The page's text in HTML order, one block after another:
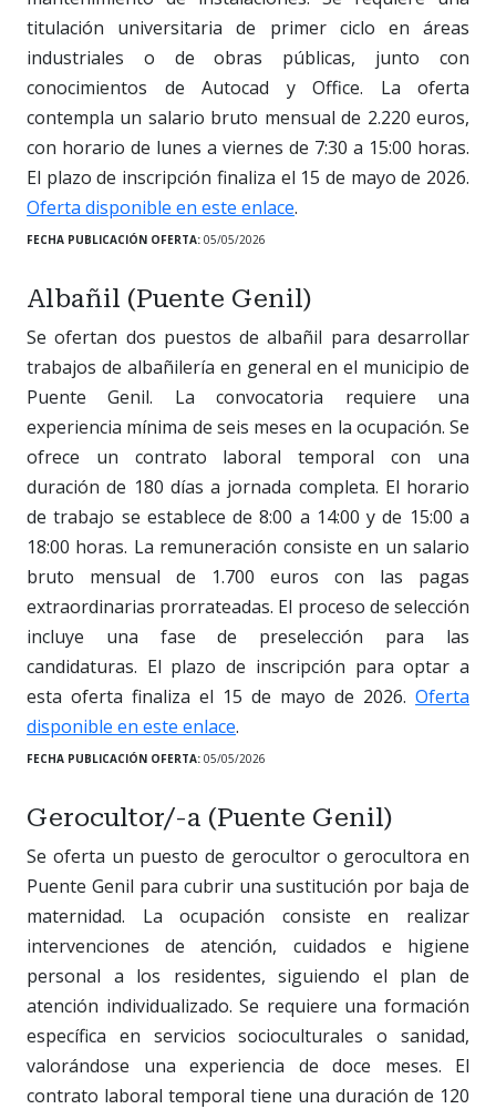
titulación universitaria de primer ciclo en áreas
industriales o de obras públicas, junto con
conocimientos de Autocad y Office. La oferta
contempla un salario bruto mensual de 2.220 euros,
con horario de lunes a viernes de 7:30 a 15:00 horas.
El plazo de inscripción finaliza el 15 de mayo de 2026.
Oferta disponible en este enlace.
FECHA PUBLICACIÓN OFERTA: 05/05/2026
Albañil (Puente Genil)
Se ofertan dos puestos de albañil para desarrollar
trabajos de albañilería en general en el municipio de
Puente Genil. La convocatoria requiere una
experiencia mínima de seis meses en la ocupación. Se
ofrece un contrato laboral temporal con una
duración de 180 días a jornada completa. El horario
de trabajo se establece de 8:00 a 14:00 y de 15:00 a
18:00 horas. La remuneración consiste en un salario
bruto mensual de 1.700 euros con las pagas
extraordinarias prorrateadas. El proceso de selección
incluye una fase de preselección para las
candidaturas. El plazo de inscripción para optar a
esta oferta finaliza el 15 de mayo de 2026. Oferta
disponible en este enlace.
FECHA PUBLICACIÓN OFERTA: 05/05/2026
Gerocultor/-a (Puente Genil)
Se oferta un puesto de gerocultor o gerocultora en
Puente Genil para cubrir una sustitución por baja de
maternidad. La ocupación consiste en realizar
intervenciones de atención, cuidados e higiene
personal a los residentes, siguiendo el plan de
atención individualizado. Se requiere una formación
específica en servicios socioculturales o sanidad,
valorándose una experiencia de doce meses. El
contrato laboral temporal tiene una duración de 120